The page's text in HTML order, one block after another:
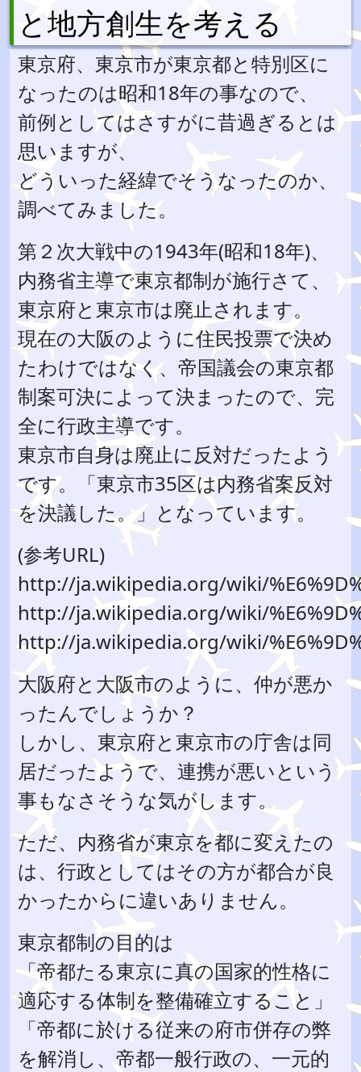
と地方創生を考える
東京府、東京市が東京都と特別区に
なったのは昭和18年の事なので、
前例としてはさすがに昔過ぎるとは
思いますが、
どういった経緯でそうなったのか、
調べてみました。
第２次大戦中の1943年(昭和18年)、
内務省主導で東京都制が施行さて、
東京府と東京市は廃止されます。
現在の大阪のように住民投票で決め
たわけではなく、帝国議会の東京都
制案可決によって決まったので、完
全に行政主導です。
東京市自身は廃止に反対だったよう
です。「東京市35区は内務省案反対
を決議した。」となっています。
(参考URL)
http://ja.wikipedia.org/wiki/
http://ja.wikipedia.org/wiki/
http://ja.wikipedia.org/wiki/
大阪府と大阪市のように、仲が悪か
ったんでしょうか？
しかし、東京府と東京市の庁舎は同
居だったようで、連携が悪いという
事もなさそうな気がします。
ただ、内務省が東京を都に変えたの
は、行政としてはその方が都合が良
かったからに違いありません。
東京都制の目的は
「帝都たる東京に真の国家的性格に
適応する体制を整備確立すること」
「帝都に於ける従来の府市併存の弊
を解消し、帝都一般行政の、一元的